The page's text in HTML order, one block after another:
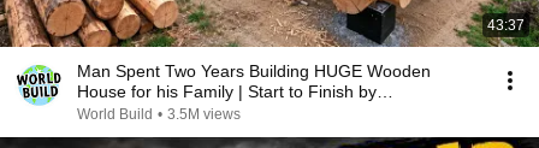
43:37
Man Spent Two Years Building HUGE Wooden
House for his Family | Start to Finish by
@bjornbrenton
World Build • 3.5M views